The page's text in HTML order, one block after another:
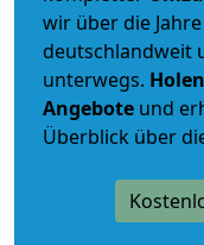
wir über die
deutschlandweit
unterwegs.
Angebote und
Überblick über